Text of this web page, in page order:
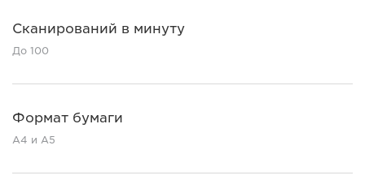
Сканирований в минуту
До 100
Формат бумаги
A4 и A5